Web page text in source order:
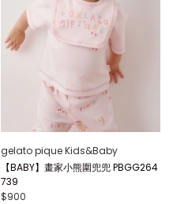
gelato pique Kids&Baby
【BABY】畫家小熊圍兜兜 PBGG264
739
$900